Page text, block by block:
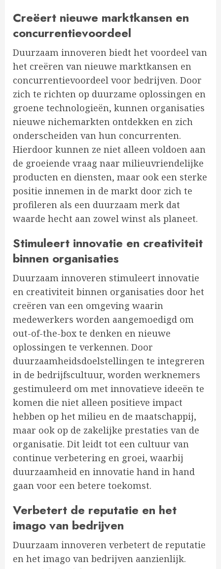
Creëert nieuwe marktkansen en
concurrentievoordeel
Duurzaam innoveren biedt het voordeel van
het creëren van nieuwe marktkansen en
concurrentievoordeel voor bedrijven. Door
zich te richten op duurzame oplossingen en
groene technologieën, kunnen organisaties
nieuwe nichemarkten ontdekken en zich
onderscheiden van hun concurrenten.
Hierdoor kunnen ze niet alleen voldoen aan
de groeiende vraag naar milieuvriendelijke
producten en diensten, maar ook een sterke
positie innemen in de markt door zich te
profileren als een duurzaam merk dat
waarde hecht aan zowel winst als planeet.
Stimuleert innovatie en creativiteit
binnen organisaties
Duurzaam innoveren stimuleert innovatie
en creativiteit binnen organisaties door het
creëren van een omgeving waarin
medewerkers worden aangemoedigd om
out-of-the-box te denken en nieuwe
oplossingen te verkennen. Door
duurzaamheidsdoelstellingen te integreren
in de bedrijfscultuur, worden werknemers
gestimuleerd om met innovatieve ideeën te
komen die niet alleen positieve impact
hebben op het milieu en de maatschappij,
maar ook op de zakelijke prestaties van de
organisatie. Dit leidt tot een cultuur van
continue verbetering en groei, waarbij
duurzaamheid en innovatie hand in hand
gaan voor een betere toekomst.
Verbetert de reputatie en het
imago van bedrijven
Duurzaam innoveren verbetert de reputatie
en het imago van bedrijven aanzienlijk.